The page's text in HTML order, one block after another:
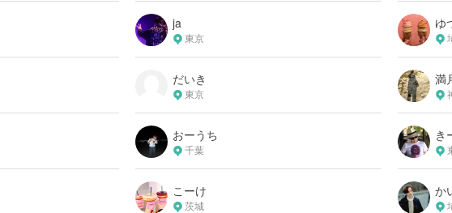
ja
東京
ゆ
だいき
東京
満
おーうち
千葉
き
こーけ
茨城
か